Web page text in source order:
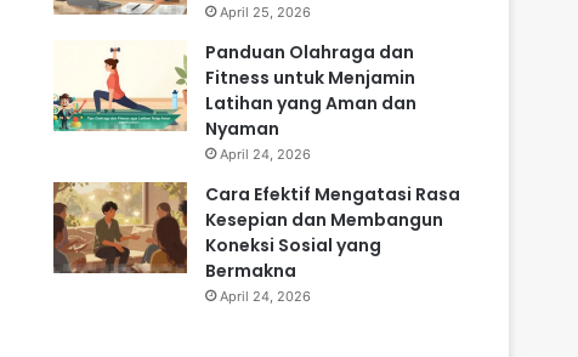
April 25, 2026
Panduan Olahraga dan
Fitness untuk Menjamin
Latihan yang Aman dan
Nyaman
April 24, 2026
Cara Efektif Mengatasi Rasa
Kesepian dan Membangun
Koneksi Sosial yang
Bermakna
April 24, 2026